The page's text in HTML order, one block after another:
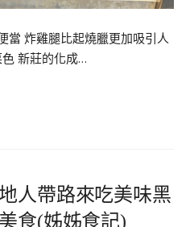
當 炸雞腿比起燒臘更加吸引人
新莊的化成…
人帶路來吃美味黑
食(姊姊食記)